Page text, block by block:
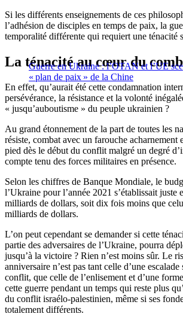
Si les différents enseignements de ces
l’adhésion de disciples en temps de paix, la
temporalité différente qui requiert une ténacité
Guerre en Ukraine : l’OTAN et l’UE
« plan de paix » de la Chine
La ténacité au cœur du
En effet, qu’aurait été cette condamnation
persévérance, la résistance et la volonté
« jusqu’auboutisme » du peuple ukrainien ?
Au grand étonnement de la part de toutes les
résiste, combat avec un farouche acharnement
pied dès le début du conflit malgré un degré
compte tenu des forces militaires en présence.
Selon les chiffres de Banque Mondiale, le
l’Ukraine pour l’année 2021 s’établissait juste
milliards de dollars, soit dix fois moins que
milliards de dollars.
L’on peut cependant se demander si cette
partie des adversaires de l’Ukraine, pourra
jusqu’à la victoire ? Rien n’est moins sûr. Le
anniversaire n’est pas tant celle d’une
conflit, que celle de l’enlisement et d’une
cette guerre pendant un temps qui reste plus
du conflit israélo-palestinien, même si ses
totalement différents.